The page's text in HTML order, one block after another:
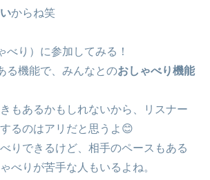
からね笑
べり）に参加してみる！
る機能で、みんなとのおしゃべり機能
もあるかもしれないから、リスナー
るのはアリだと思うよ😊
りできるけど、相手のペースもある
べりが苦手な人もいるよね。